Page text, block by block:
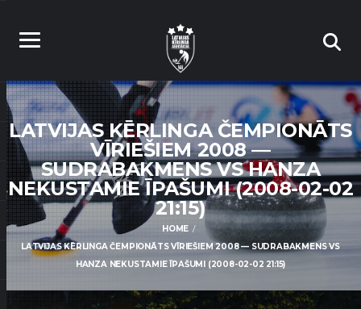
LATVIJAS KĒRLINGA ČEMPIONĀTS
VĪRIEŠIEM 2008 —
SUDRABAKMENS VS HANZA
NEKUSTAMIE ĪPAŠUMI (2008-02-02
21:15)
HOME
LATVIJAS KĒRLINGA ČEMPIONĀTS VĪRIEŠIEM 2008 — SUDRABAKMENS VS
HANZA NEKUSTAMIE ĪPAŠUMI (2008-02-02 21:15)